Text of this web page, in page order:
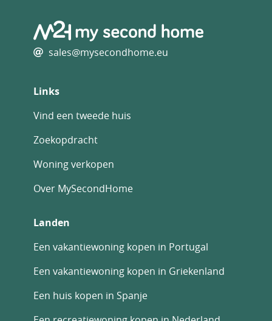
sales@mysecondhome.eu
Links
Vind een tweede huis
Zoekopdracht
Woning verkopen
Over MySecondHome
Landen
Een vakantiewoning kopen in Portugal
Een vakantiewoning kopen in Griekenland
Een huis kopen in Spanje